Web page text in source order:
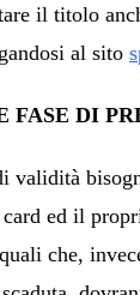
il titolo
al sito
FASE DI
validità
ed il
che,